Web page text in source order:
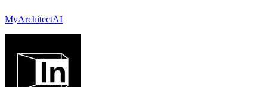
MyArchitectAI